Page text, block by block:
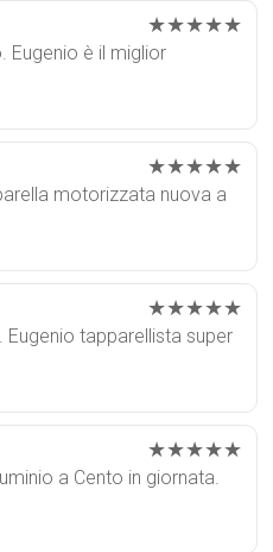
★★★★★
Eugenio è il miglior
★★★★★
motorizzata nuova a
★★★★★
tapparellista super
★★★★★
a Cento in giornata.